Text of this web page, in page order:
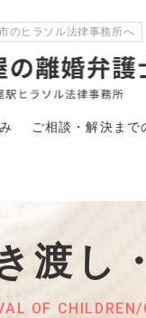
のヒラソル法律事務所へ
ご相談・解決 まで
渡し
OF